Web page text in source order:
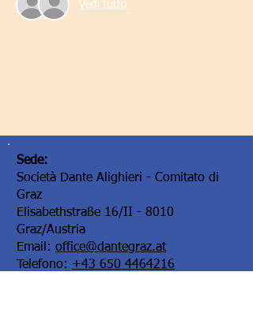
Vedi tutto
Sede:
Società Dante Alighieri - Comitato di
Graz
Elisabethstraße 16/II - 8010
Graz/Austria
Email: office@dantegraz.at
Telefono: +43 650 4464216